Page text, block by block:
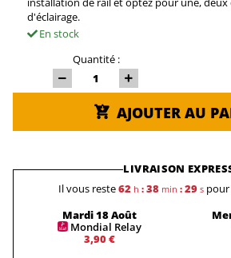
d'éclairage.
En stock
Quantité :
AJOUTER AU
LIVRAISON
Il vous reste62h : 38min : 29s pour
Mardi 18 Août
Mondial Relay
3,90 €